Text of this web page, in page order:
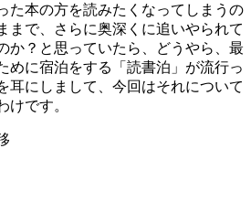
た本の方を読みたくなってしまうの
まで、さらに奥深くに追いやられて
か？と思っていたら、どうやら、最
めに宿泊をする「読書泊」が流行っ
耳にしまして、今回はそれについて
けです。